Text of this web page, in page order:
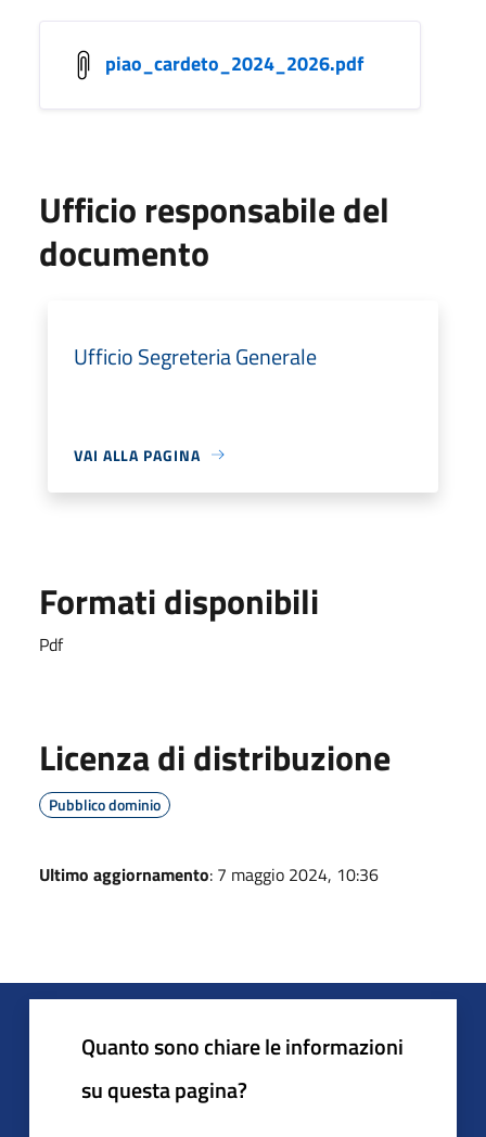
piao_cardeto_2024_2026.pdf
Ufficio responsabile del
documento
Ufficio Segreteria Generale
VAI ALLA PAGINA
Formati disponibili
Pdf
Licenza di distribuzione
Pubblico dominio
Ultimo aggiornamento: 7 maggio 2024, 10:36
Quanto sono chiare le informazioni
su questa pagina?